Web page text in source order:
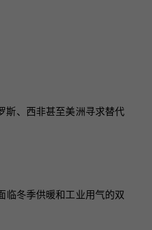
斯、西非甚至美洲寻求替代
临冬季供暖和工业用气的双